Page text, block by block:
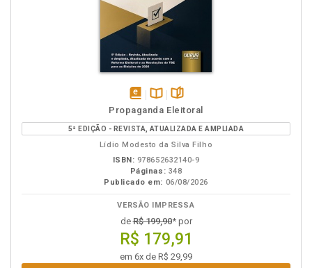
disponível
em
eBook
Disponível
na
B.V.
páginas
Propaganda Eleitoral
5ª EDIÇÃO - REVISTA, ATUALIZADA E AMPLIADA
Lídio Modesto da Silva Filho
ISBN: 978652632140-9
Páginas: 348
Publicado em: 06/08/2026
VERSÃO IMPRESSA
deR$ 199,90* por
R$ 179,91
em 6x de R$ 29,99